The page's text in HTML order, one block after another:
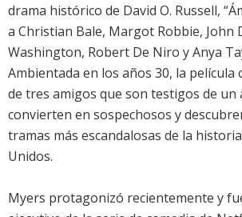
drama histórico de David O. Russell,
a Christian Bale, Margot Robbie, John
Washington, Robert De Niro y Anya
Ambientada en los años 30, la película
de tres amigos que son testigos de un
convierten en sospechosos y
tramas más escandalosas de la
Unidos.
Myers protagonizó recientemente y